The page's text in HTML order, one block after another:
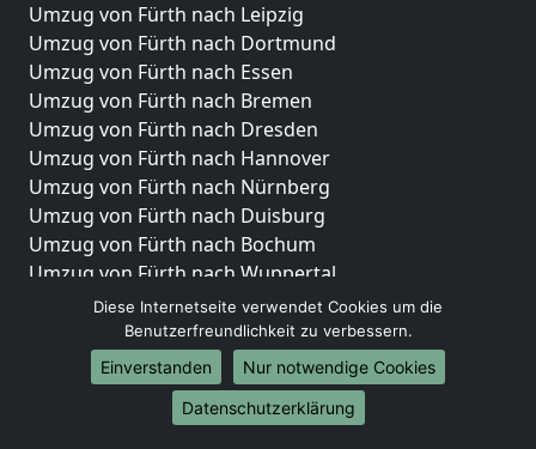
Umzug von Fürth nach Leipzig
Umzug von Fürth nach Dortmund
Umzug von Fürth nach Essen
Umzug von Fürth nach Bremen
Umzug von Fürth nach Dresden
Umzug von Fürth nach Hannover
Umzug von Fürth nach Nürnberg
Umzug von Fürth nach Duisburg
Umzug von Fürth nach Bochum
Umzug von Fürth nach Wuppertal
Umzug von Fürth nach Bielefeld
Umzug von Fürth nach Bonn
Umzug von Fürth nach Münster
Internationale-Umzüge
Diese Internetseite verwendet Cookies um die
Benutzerfreundlichkeit zu verbessern.
Einverstanden
Nur notwendige Cookies
Datenschutzerklärung